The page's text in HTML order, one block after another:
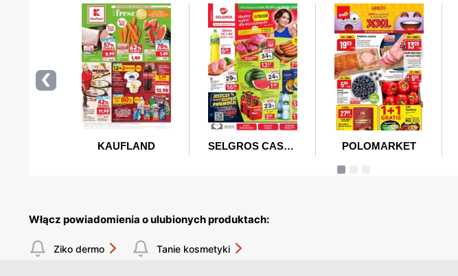
Włącz powiadomienia o ulubionych produktach:
Ziko dermo Tanie kosmetyki